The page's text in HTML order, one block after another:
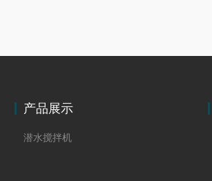
产品展示
潜水搅拌机